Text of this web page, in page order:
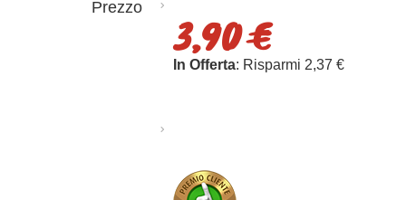
Prezzo
3,90 €
In Offerta: Risparmi 2,37 €